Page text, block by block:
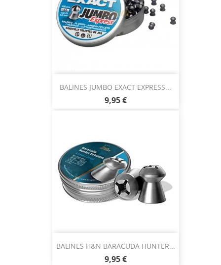
BALINES JUMBO EXACT EXPRESS...
9,95 €
BALINES H&N BARACUDA HUNTER...
9,95 €